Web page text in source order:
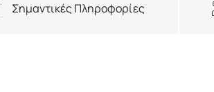
Σημαντικές Πληροφορίες